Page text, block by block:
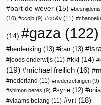
bart de wever (15) besnijdenis
(10)
ccojb (9) cd&v (11)
(14) gaza (122)
herdenking (13) iran (13)
joods onderwijs (11) kkl (14)
(19)
michael freilich (16)
nederland (11) nederzettingen (9)
shimon peres (9) syrië (12) unia
vlaams belang (11) vrt (18)